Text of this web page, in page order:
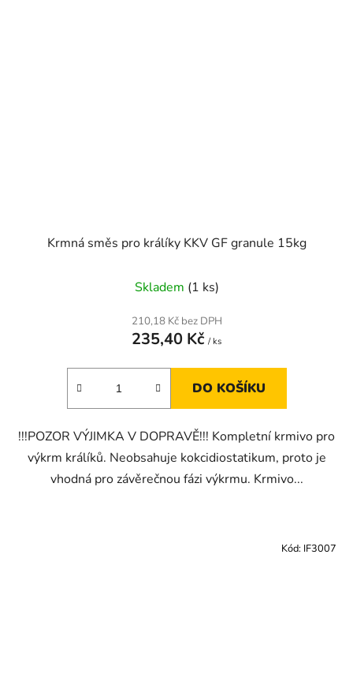
Krmná směs pro králíky KKV GF granule 15kg
Skladem (1 ks)
210,18 Kč bez DPH
235,40 Kč / ks
DO KOŠÍKU
!!!POZOR VÝJIMKA V DOPRAVĚ!!! Kompletní krmivo pro
výkrm králíků. Neobsahuje kokcidiostatikum, proto je
vhodná pro závěrečnou fázi výkrmu. Krmivo...
Kód: IF3007